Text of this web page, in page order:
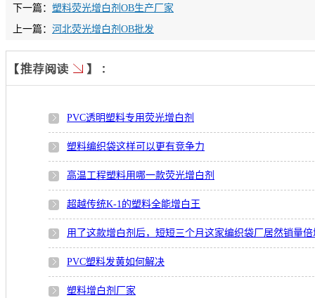
下一篇： 塑料荧光增白剂OB生产厂家
上一篇： 河北荧光增白剂OB批发
PVC透明塑料专用荧光增白剂
塑料编织袋这样可以更有竞争力
高温工程塑料用哪一款荧光增白剂
超越传统K-1的塑料全能增白王
用了这款增白剂后，短短三个月这家编织袋厂居然销量倍
PVC塑料发黄如何解决
塑料增白剂厂家